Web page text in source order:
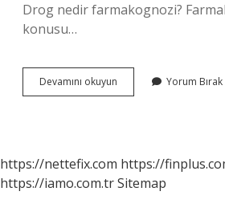
Drog nedir farmakognozi?
konusu…
Devamını okuyun
Nedir
Yorum Bırak
https://nettefix.com https://
https://iamo.com.trSitemap